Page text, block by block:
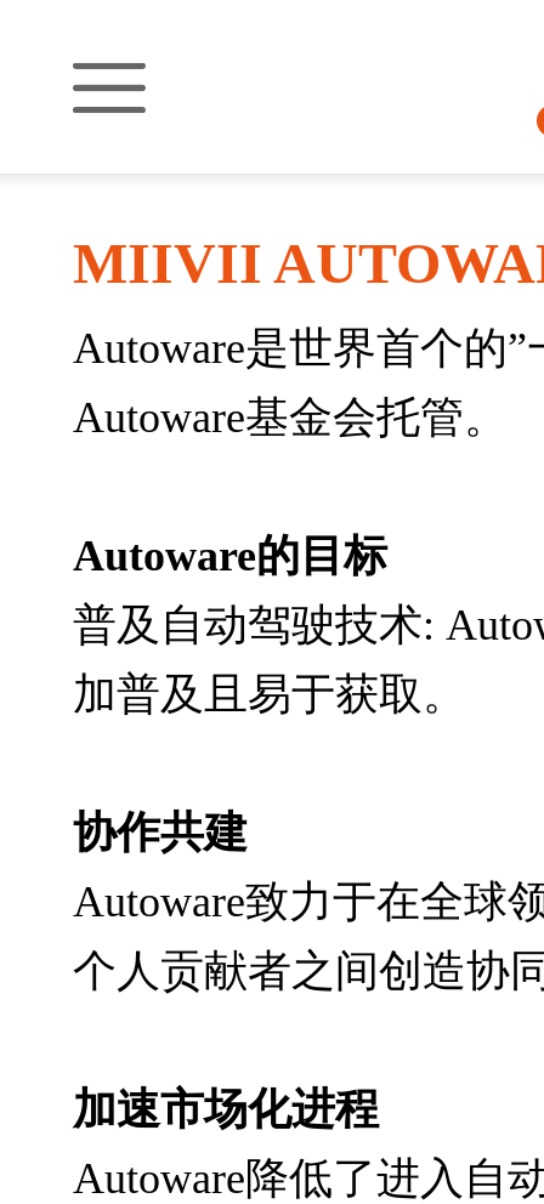
MIIVII
Autoware是世界首个的
Autoware基金会托管。
Autoware的目标
普及自动驾驶技术:
加普及且易于获取。
协作共建
Autoware致力于在全球
个人贡献者之间创造协
加速市场化进程
Autoware降低了进入自